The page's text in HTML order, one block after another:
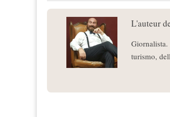
L'auteur
turismo,